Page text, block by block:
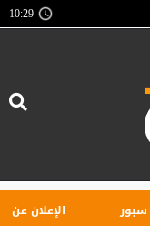
10:29
الإعلان عن